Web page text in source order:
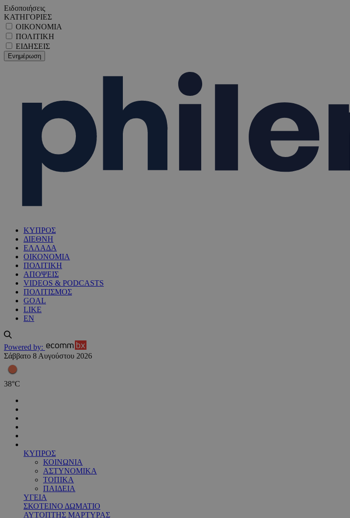
Ειδοποιήσεις
ΚΑΤΗΓΟΡΙΕΣ
ΟΙΚΟΝΟΜΙΑ
ΠΟΛΙΤΙΚΗ
ΕΙΔΗΣΕΙΣ
ΚΥΠΡΟΣ
ΔΙΕΘΝΗ
ΕΛΛΑΔΑ
ΟΙΚΟΝΟΜΙΑ
ΠΟΛΙΤΙΚΗ
ΑΠΟΨΕΙΣ
VIDEOS & PODCASTS
ΠΟΛΙΤΙΣΜΟΣ
GOAL
LIKE
EN
Powered by:
Σάββατο 8 Αυγούστου 2026
38°C
ΚΥΠΡΟΣ
ΚΟΙΝΩΝΙΑ
ΑΣΤΥΝΟΜΙΚΑ
ΤΟΠΙΚΑ
ΠΑΙΔΕΙΑ
ΥΓΕΙΑ
ΣΚΟΤΕΙΝΟ ΔΩΜΑΤΙΟ
ΑΥΤΟΠΤΗΣ ΜΑΡΤΥΡΑΣ